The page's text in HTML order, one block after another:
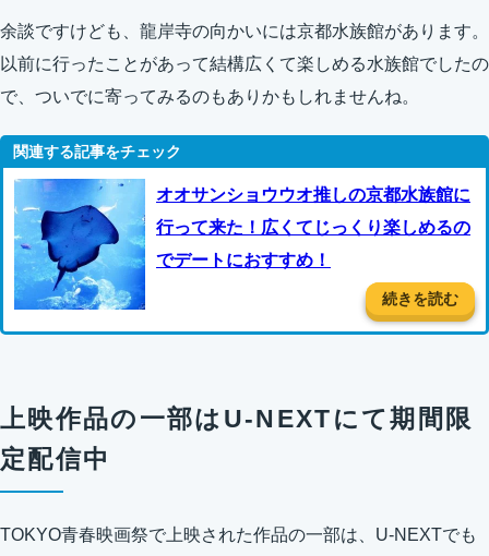
余談ですけども、龍岸寺の向かいには京都水族館があります。
以前に行ったことがあって結構広くて楽しめる水族館でしたの
で、ついでに寄ってみるのもありかもしれませんね。
オオサンショウウオ推しの京都水族館に
行って来た！広くてじっくり楽しめるの
でデートにおすすめ！
続きを読む
上映作品の一部はU-NEXTにて期間限
定配信中
TOKYO青春映画祭で上映された作品の一部は、U-NEXTでも